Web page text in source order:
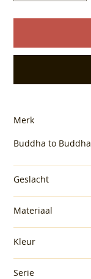
Merk
Buddha to Buddha
Geslacht
Materiaal
Kleur
Serie